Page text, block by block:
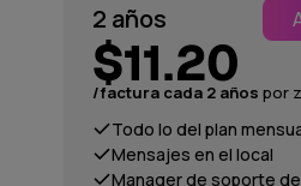
2 años
$11.20
/factura cada 2 años por
Todo lo del plan
Mensajes en el local
Manager de soporte